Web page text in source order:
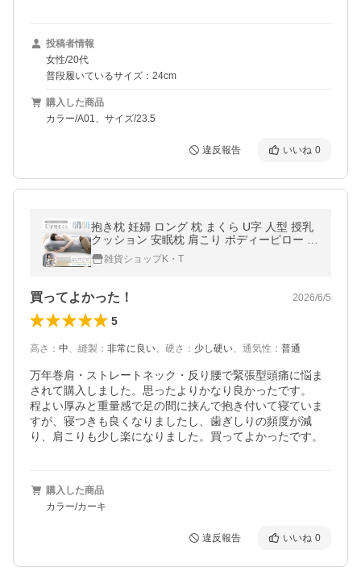
投稿者情報
女性/20代
普段履いているサイズ：24cm
購入した商品
カラー/A01、サイズ/23.5
違反報告 いいね 0
抱き枕 妊婦 ロング 枕 まくら U字 人型 授乳
クッション 安眠枕 肩こり ボディーピロー 足
枕 横向き うつ伏せ 仰向け 腰痛 u型抱き枕
妊婦枕 姿勢 クッション
雑貨ショップK・T
買ってよかった！ 2026/6/5
5
高さ ： 中、 縫製 ： 非常に良い、 硬さ ： 少し硬い、 通気性 ： 普通
万年巻肩・ストレートネック・反り腰で緊張型頭痛に悩ま
されて購入しました。思ったよりかなり良かったです。
程よい厚みと重量感で足の間に挟んで抱き付いて寝ていま
すが、寝つきも良くなりましたし、歯ぎしりの頻度が減
り、肩こりも少し楽になりました。買ってよかったです。
購入した商品
カラー/カーキ
違反報告 いいね 0